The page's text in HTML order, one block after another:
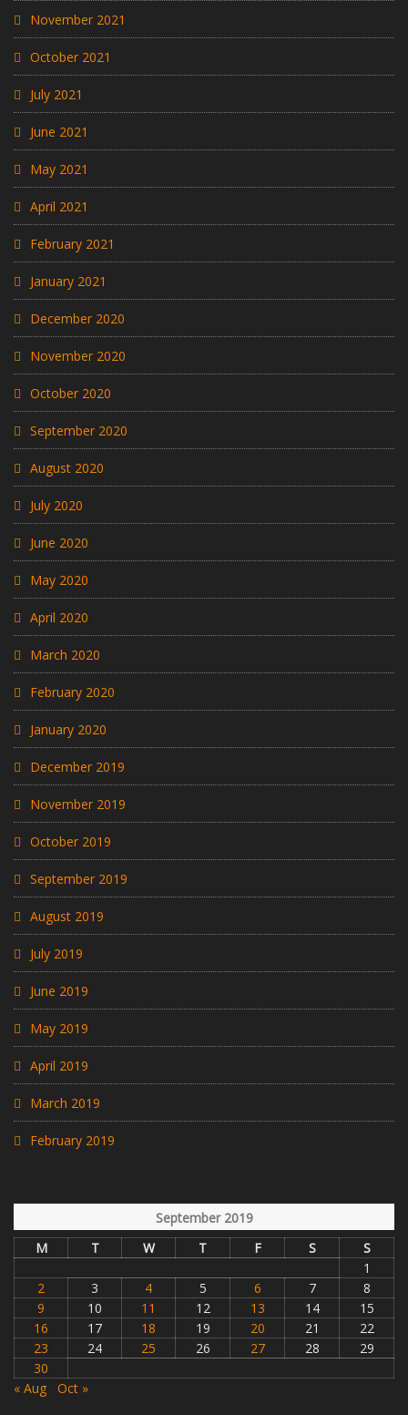
November 2021
October 2021
July 2021
June 2021
May 2021
April 2021
February 2021
January 2021
December 2020
November 2020
October 2020
September 2020
August 2020
July 2020
June 2020
May 2020
April 2020
March 2020
February 2020
January 2020
December 2019
November 2019
October 2019
September 2019
August 2019
July 2019
June 2019
May 2019
April 2019
March 2019
February 2019
September 2019
M
T W T F S
S
1
2
3 4 5 6 7
8
9
10 11 12 13 14
15
16
17 18 19 20 21
22
23
24 25 26 27 28
29
30
« Aug
Oct »